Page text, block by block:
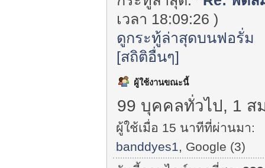
เวลา 18:09:26 )
ดูกระทู้ล่าสุดบนฟอรั่ม
[สถิติอื่นๆ]
ผู้ใช้งานขณะนี้
99 บุคคลทั่วไป, 1 ส
ผู้ใช้เมื่อ 15 นาทีที่ผ่านมา:
banddyes1, Google (3)